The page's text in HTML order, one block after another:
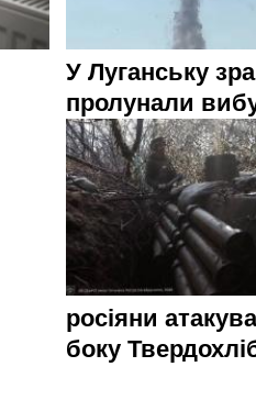
У Луганську
пролунали
росіяни
боку